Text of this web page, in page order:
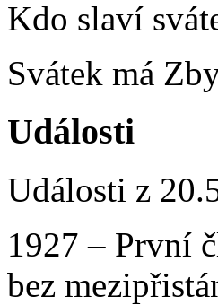
Kdo slaví
Svátek má
Události
Události z
1927 – První
bez